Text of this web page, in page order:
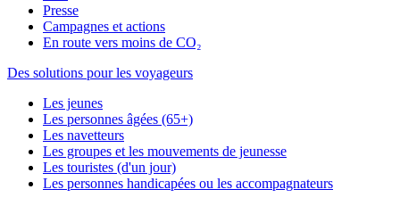
Presse
Campagnes et actions
En route vers moins de CO₂
Des solutions pour les voyageurs
Les jeunes
Les personnes âgées (65+)
Les navetteurs
Les groupes et les mouvements de jeunesse
Les touristes (d'un jour)
Les personnes handicapées ou les accompagnateurs